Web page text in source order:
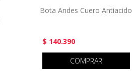
Bota Andes Cuero Antiacido
$ 140.390
COMPRAR